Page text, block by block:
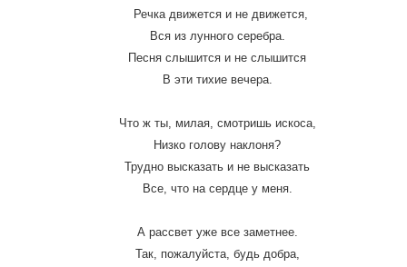
Речка движется и не движется,
Вся из лунного серебра.
Песня слышится и не слышится
В эти тихие вечера.
Что ж ты, милая, смотришь искоса,
Низко голову наклоня?
Трудно высказать и не высказать
Все, что на сердце у меня.
А рассвет уже все заметнее.
Так, пожалуйста, будь добра,